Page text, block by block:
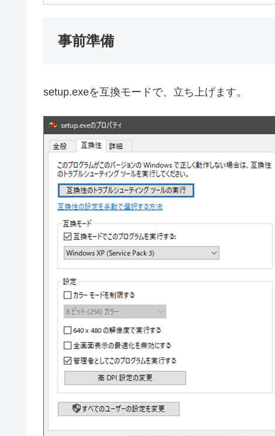
事前準備
setup.exeを互換モードで、立ち上げます。